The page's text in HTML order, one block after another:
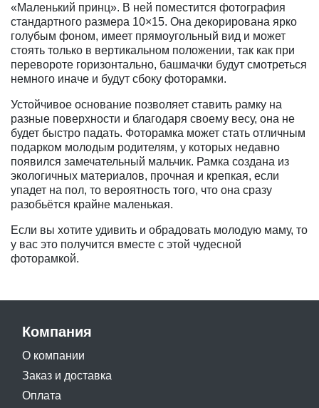
«Маленький принц». В ней поместится фотография
стандартного размера 10×15. Она декорирована ярко
голубым фоном, имеет прямоугольный вид и может
стоять только в вертикальном положении, так как при
перевороте горизонтально, башмачки будут смотреться
немного иначе и будут сбоку фоторамки.
Устойчивое основание позволяет ставить рамку на
разные поверхности и благодаря своему весу, она не
будет быстро падать. Фоторамка может стать отличным
подарком молодым родителям, у которых недавно
появился замечательный мальчик. Рамка создана из
экологичных материалов, прочная и крепкая, если
упадет на пол, то вероятность того, что она сразу
разобьётся крайне маленькая.
Если вы хотите удивить и обрадовать молодую маму, то
у вас это получится вместе с этой чудесной
фоторамкой.
Компания
О компании
Заказ и доставка
Оплата